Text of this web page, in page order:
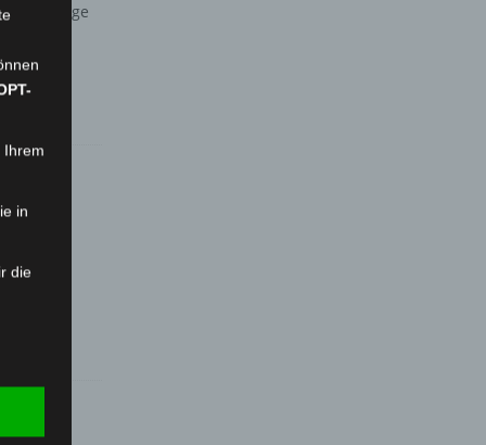
Ihrem
in
die